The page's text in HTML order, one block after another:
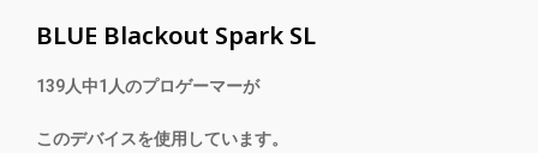
BLUE Blackout Spark SL
139人中1 人のプロゲーマーが
このデバイスを使用しています。